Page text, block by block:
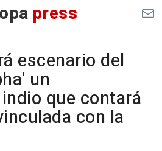
press
escenario del
un
que contará
con la